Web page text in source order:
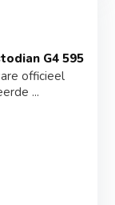
G4 595
officieel
...